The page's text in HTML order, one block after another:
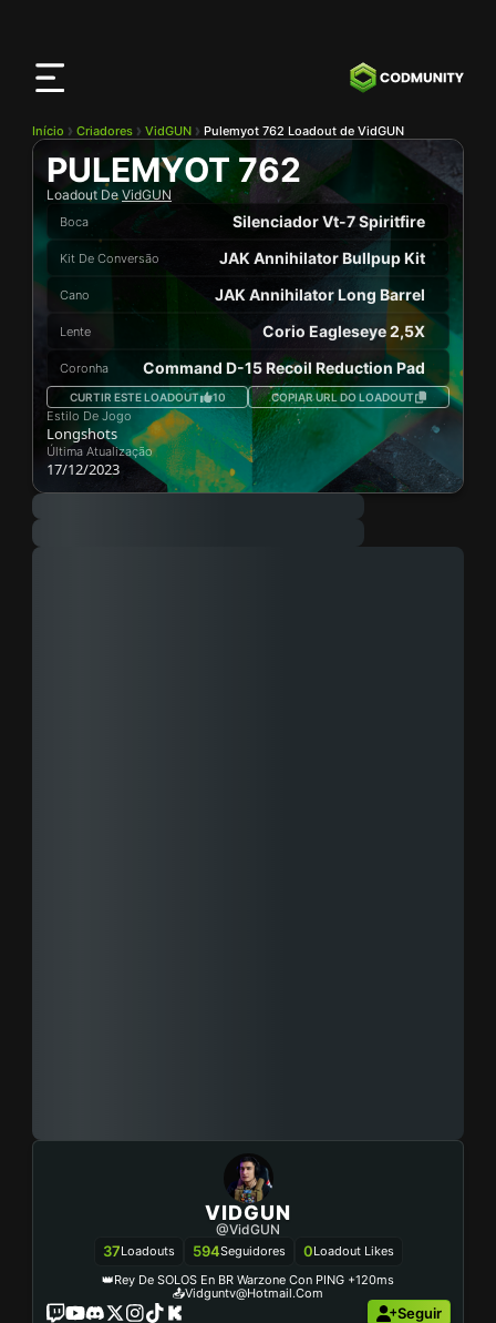
Início Criadores VidGUN Pulemyot 762 Loadout de VidGUN
PULEMYOT 762
Loadout De VidGUN
Boca Silenciador Vt-7 Spiritfire
Kit De Conversão JAK Annihilator Bullpup Kit
Cano JAK Annihilator Long Barrel
Lente Corio Eagleseye 2,5X
Coronha Command D-15 Recoil Reduction Pad
CURTIR ESTE LOADOUT 10 COPIAR URL DO LOADOUT
Estilo De Jogo
Longshots
Última Atualização
17/12/2023
VIDGUN
@VidGUN
37Loadouts 594Seguidores 0Loadout Likes
👑Rey De SOLOS En BR Warzone Con PING +120ms
📤Vidguntv@hotmail.com
Seguir